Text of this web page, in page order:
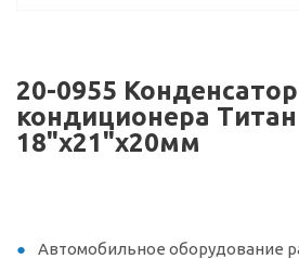
20-0955 Конденсатор
кондиционера Титан
18"х21"х20мм
Автомобильное оборудование